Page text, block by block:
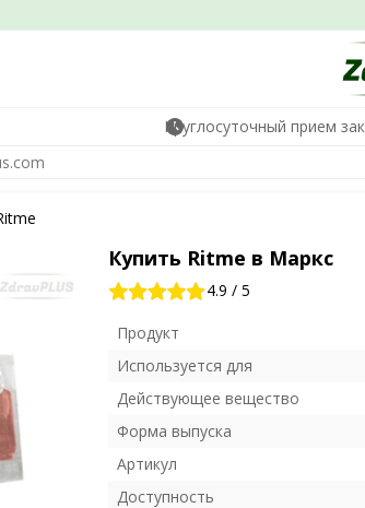
Круглосуточный прием
Купить Ritme в Маркс
4.9 / 5
Продукт
Используется для
Действующее вещество
Форма выпуска
Артикул
Доступность